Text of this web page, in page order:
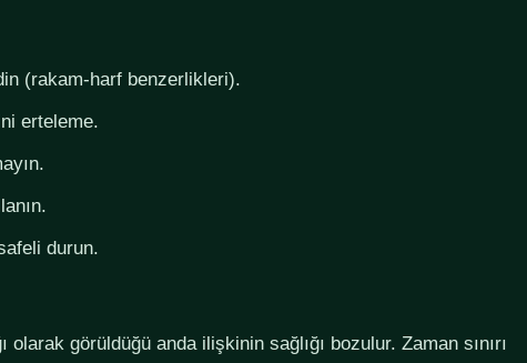
(rakam-harf benzerlikleri).
erteleme.
durun.
görüldüğü anda ilişkinin sağlığı bozulur. Zaman sınırı